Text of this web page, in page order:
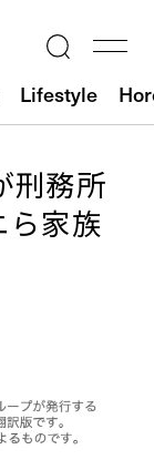
Lifestyle
刑務所
家族